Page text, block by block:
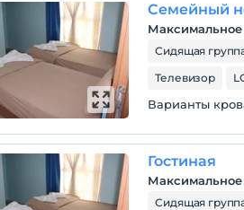
Семейный
Максимальное
Сидящая
Телевизор
Варианты
Гостиная
Максимальное
Сидящая